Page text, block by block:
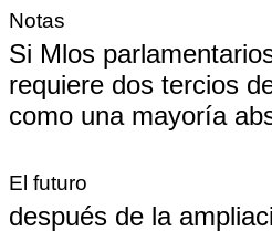
Notas
Si Mlos
requiere dos tercios
como una mayoría
El futuro
después de la